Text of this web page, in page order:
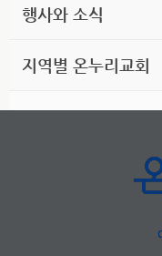
행사와 소식
지역별 온누리교회